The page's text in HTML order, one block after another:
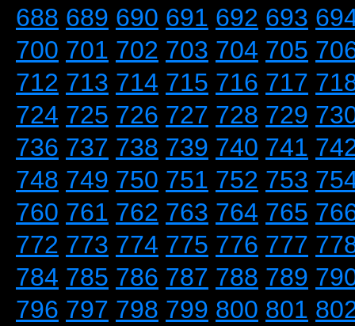
688 689 690 691 692 693
700 701 702 703 704 705
712 713 714 715 716 717
724 725 726 727 728 729
736 737 738 739 740 741
748 749 750 751 752 753
760 761 762 763 764 765
772 773 774 775 776 777
784 785 786 787 788 789
796 797 798 799 800 801